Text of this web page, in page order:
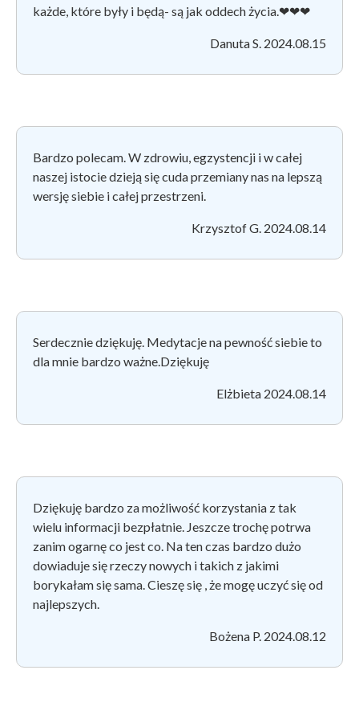
każde, które były i będą- są jak oddech życia.❤❤❤
Danuta S. 2024.08.15
Bardzo polecam. W zdrowiu, egzystencji i w całej
naszej istocie dzieją się cuda przemiany nas na lepszą
wersję siebie i całej przestrzeni.
Krzysztof G. 2024.08.14
Serdecznie dziękuję. Medytacje na pewność siebie to
dla mnie bardzo ważne.Dziękuję
Elżbieta 2024.08.14
Dziękuję bardzo za możliwość korzystania z tak
wielu informacji bezpłatnie. Jeszcze trochę potrwa
zanim ogarnę co jest co. Na ten czas bardzo dużo
dowiaduje się rzeczy nowych i takich z jakimi
borykałam się sama. Cieszę się , że mogę uczyć się od
najlepszych.
Bożena P. 2024.08.12